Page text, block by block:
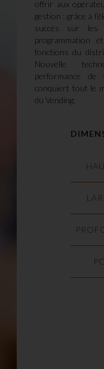
offrir aux
gestion : grâce à
succès sur
programmation
fonctions du
Nouvelle
performance de
conquiert tout le
du Vending.